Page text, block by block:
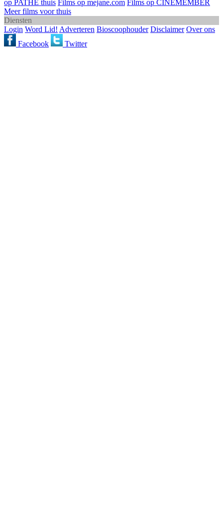
op PATHE thuis Films op mejane.com Films op CINEMEMBER
Meer films voor thuis
Diensten
Login Word Lid! Adverteren Bioscoophouder Disclaimer Over ons
Facebook
Twitter